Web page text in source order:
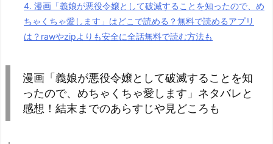
4. 漫画「義娘が悪役令嬢として破滅することを知ったので、め
ちゃくちゃ愛します」はどこで読める？無料で読めるアプリ
は？rawやzipよりも安全に全話無料で読む方法も
漫画「義娘が悪役令嬢として破滅することを知
ったので、めちゃくちゃ愛します」ネタバレと
感想！結末までのあらすじや見どころも